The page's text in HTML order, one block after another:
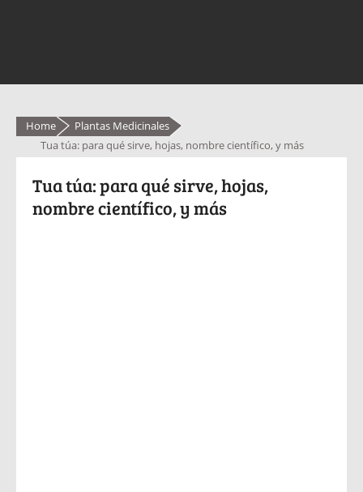
Home
Plantas Medicinales
Tua túa: para qué sirve, hojas, nombre científico, y más
Tua túa: para qué sirve, hojas,
nombre científico, y más